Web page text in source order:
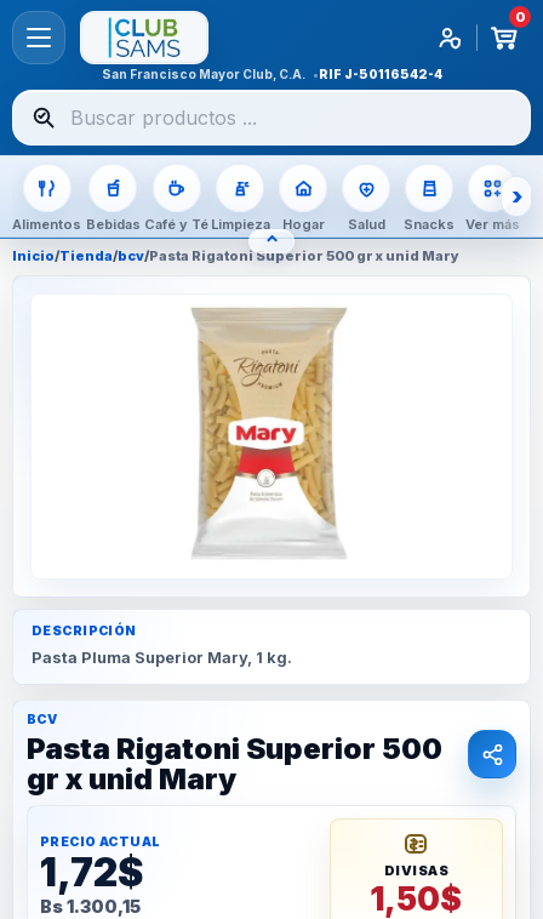
0
San Francisco Mayor Club, C.A. RIF J-50116542-4
Buscar
productos
Alimentos Bebidas Café y Té Limpieza Hogar Salud Snacks Ver más
⌃OCULTAR CATEGORÍAS
Inicio/Tienda/bcv/Pasta Rigatoni Superior 500 gr x unid Mary
DESCRIPCIÓN
Pasta Pluma Superior Mary, 1 kg.
BCV
Pasta Rigatoni Superior 500
gr x unid Mary
PRECIO ACTUAL
1,72$
Bs 1.300,15
DIVISAS
1,50$